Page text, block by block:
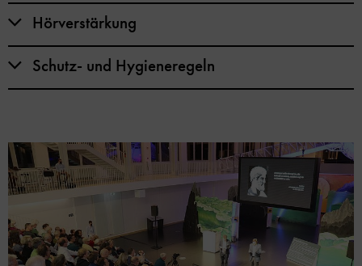
Hörverstärkung
Schutz- und Hygieneregeln